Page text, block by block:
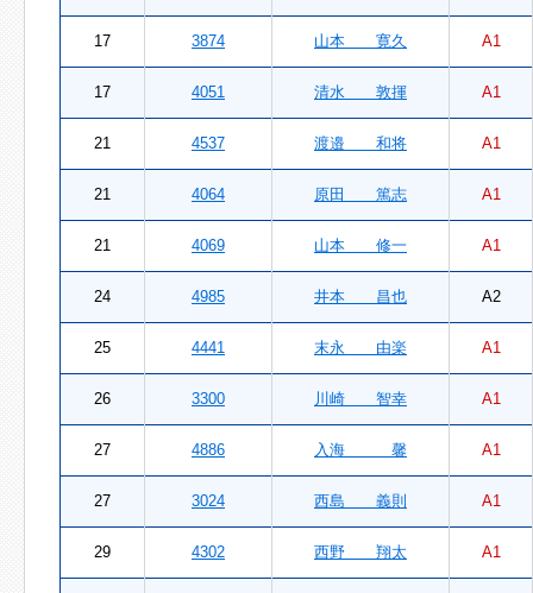
17 3874 山本 寛久 A1
17 4051 清水 敦揮 A1
21 4537 渡邉 和将 A1
21 4064 原田 篤志 A1
21 4069 山本 修一 A1
24 4985 井本 昌也 A2
25 4441 末永 由楽 A1
26 3300 川崎 智幸 A1
27 4886 入海 馨 A1
27 3024 西島 義則 A1
29 4302 西野 翔太 A1